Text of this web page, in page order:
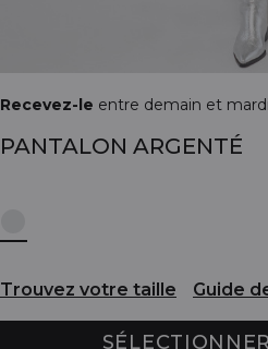
Recevez-le entre demain et
PANTALON ARGENTÉ
Trouvez votre taille Guide